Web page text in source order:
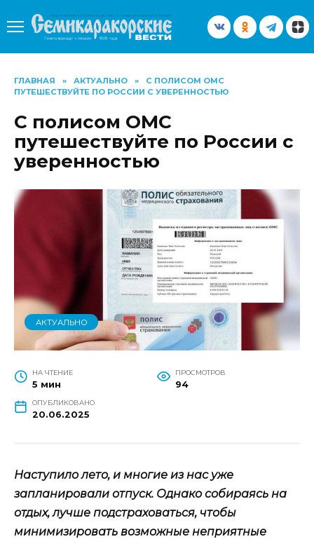
содержанию
ГЛАВНАЯ » АКТУАЛЬНО »
С ПОЛИСОМ ОМС
ПУТЕШЕСТВУЙТЕ ПО РОССИИ С УВЕРЕННОСТЬЮ
С полисом ОМС
путешествуйте по России с
уверенностью
АКТУАЛЬНО
НА ЧТЕНИЕ
5 мин
ПРОСМОТРОВ
94
ОПУБЛИКОВАНО
20.06.2025
Наступило лето, и многие из нас уже
запланировали отпуск. Однако собираясь на
отдых, лучше подстраховаться, чтобы
минимизировать возможные неприятные